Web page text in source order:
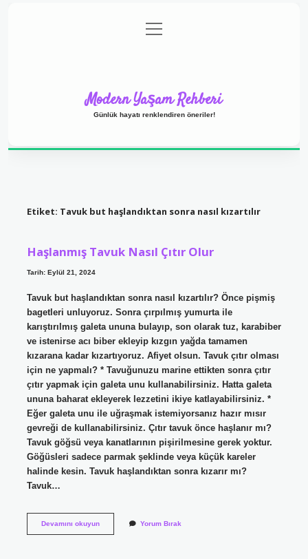
Gizlilik Politikası
menüyü
aç
Modern Yaşam Rehberi
Günlük hayatı renklendiren öneriler!
Etiket: Tavuk but haşlandıktan sonra nasıl kızartılır
Haşlanmış Tavuk Nasıl Çıtır Olur
Tarih: Eylül 21, 2024
Tavuk but haşlandıktan sonra nasıl kızartılır? Önce pişmiş
bagetleri unluyoruz. Sonra çırpılmış yumurta ile
karıştırılmış galeta ununa bulayıp, son olarak tuz, karabiber
ve istenirse acı biber ekleyip kızgın yağda tamamen
kızarana kadar kızartıyoruz. Afiyet olsun. Tavuk çıtır olması
için ne yapmalı? * Tavuğunuzu marine ettikten sonra çıtır
çıtır yapmak için galeta unu kullanabilirsiniz. Hatta galeta
ununa baharat ekleyerek lezzetini ikiye katlayabilirsiniz. *
Eğer galeta unu ile uğraşmak istemiyorsanız hazır mısır
gevreği de kullanabilirsiniz. Çıtır tavuk önce haşlanır mı?
Tavuk göğsü veya kanatlarının pişirilmesine gerek yoktur.
Göğüsleri sadece parmak şeklinde veya küçük kareler
halinde kesin. Tavuk haşlandıktan sonra kızarır mı?
Tavuk…
Devamını okuyunHaşlanmış
Yorum Bırak